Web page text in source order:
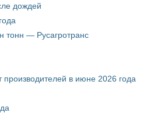
дождей
тонн — Русагротранс
в июне 2026 года